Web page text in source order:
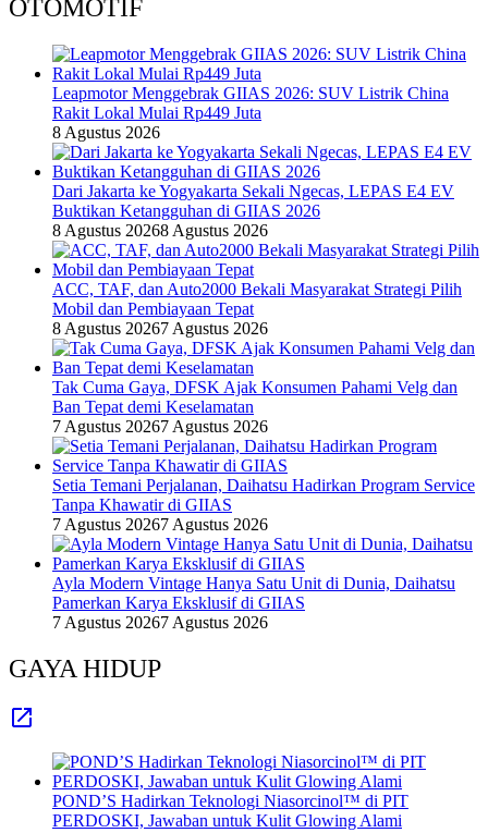
OTOMOTIF
Leapmotor Menggebrak GIIAS 2026: SUV Listrik China
Rakit Lokal Mulai Rp449 Juta
8 Agustus 2026
Dari Jakarta ke Yogyakarta Sekali Ngecas, LEPAS E4 EV
Buktikan Ketangguhan di GIIAS 2026
8 Agustus 20268 Agustus 2026
ACC, TAF, dan Auto2000 Bekali Masyarakat Strategi Pilih
Mobil dan Pembiayaan Tepat
8 Agustus 20267 Agustus 2026
Tak Cuma Gaya, DFSK Ajak Konsumen Pahami Velg dan
Ban Tepat demi Keselamatan
7 Agustus 20267 Agustus 2026
Setia Temani Perjalanan, Daihatsu Hadirkan Program Service
Tanpa Khawatir di GIIAS
7 Agustus 20267 Agustus 2026
Ayla Modern Vintage Hanya Satu Unit di Dunia, Daihatsu
Pamerkan Karya Eksklusif di GIIAS
7 Agustus 20267 Agustus 2026
GAYA HIDUP
POND’S Hadirkan Teknologi Niasorcinol™ di PIT
PERDOSKI, Jawaban untuk Kulit Glowing Alami